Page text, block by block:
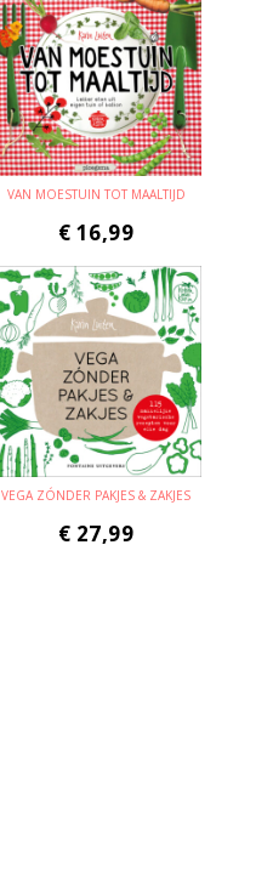
VAN MOESTUIN TOT MAALTIJD
€ 16,99
VEGA ZÓNDER PAKJES & ZAKJES
€ 27,99